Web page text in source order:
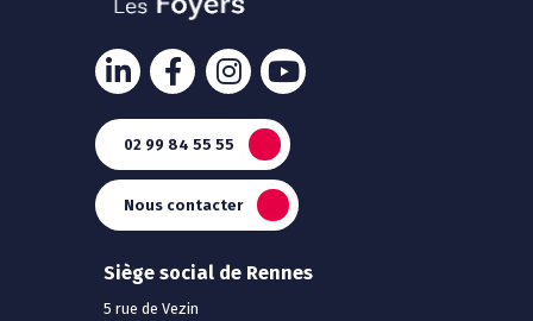
02 99 84 55 55
Nous contacter
Siège social de Rennes
5 rue de Vezin